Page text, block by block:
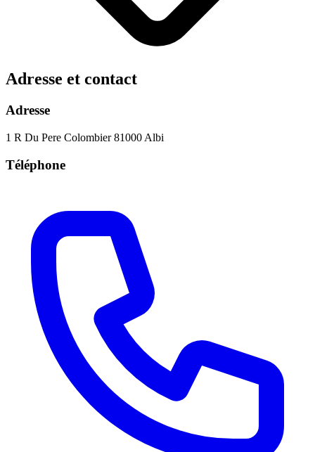
Adresse et contact
Adresse
1 R Du Pere Colombier 81000 Albi
Téléphone